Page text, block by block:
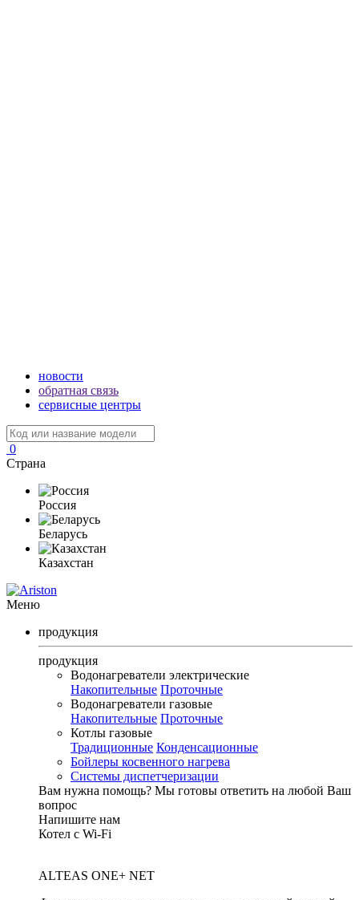
новости
обратная связь
сервисные центры
0
Страна
Россия
Беларусь
Казахстан
Меню
продукция
продукция
Водонагреватели электрические
Накопительные Проточные
Водонагреватели газовые
Накопительные Проточные
Котлы газовые
Традиционные Конденсационные
Бойлеры косвенного нагрева
Системы диспетчеризации
Вам нужна помощь? Мы готовы ответить на любой Ваш
вопрос
Напишите нам
Котел с Wi-Fi
ALTEAS ONE+ NET